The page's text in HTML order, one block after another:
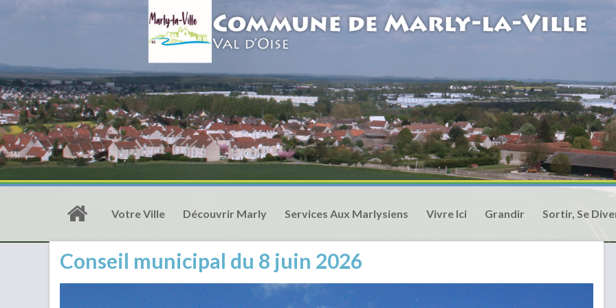
Votre Ville Découvrir Marly Services Aux Marlysiens Vivre Ici Grandir Sortir, Se
Conseil municipal du 8 juin 2026